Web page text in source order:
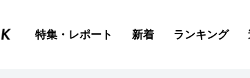
特集・レポート 新着 ランキング